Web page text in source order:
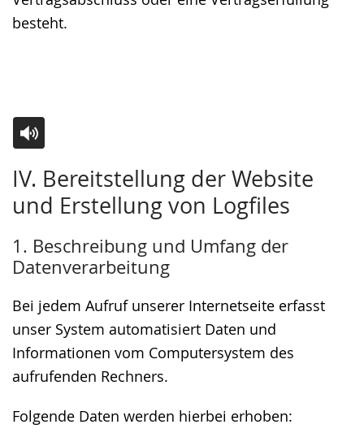
besteht.
IV. Bereitstellung der Website
und Erstellung von Logfiles
1. Beschreibung und Umfang der
Datenverarbeitung
Bei jedem Aufruf unserer Internetseite erfasst
unser System automatisiert Daten und
Informationen vom Computersystem des
aufrufenden Rechners.
Folgende Daten werden hierbei erhoben:
Leichten
Sprache
Audio-
Unterstützung.
Video
in
Gebärdensprache
wird
angezeigt.